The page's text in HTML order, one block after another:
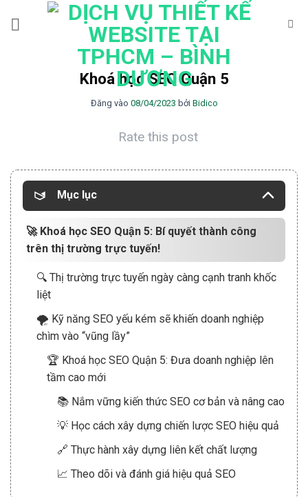
Khoá học SEO Quận 5
Đăng vào 08/04/2023 bởi Bidico
Rate this post
Mục lục
🚀 Khoá học SEO Quận 5: Bí quyết thành công
trên thị trường trực tuyến!
🔍 Thị trường trực tuyến ngày càng cạnh tranh khốc
liệt
🌪️ Kỹ năng SEO yếu kém sẽ khiến doanh nghiệp
chìm vào “vũng lầy”
🏆 Khoá học SEO Quận 5: Đưa doanh nghiệp lên
tầm cao mới
📚 Nắm vững kiến thức SEO cơ bản và nâng cao
💡 Học cách xây dựng chiến lược SEO hiệu quả
🔗 Thực hành xây dựng liên kết chất lượng
📈 Theo dõi và đánh giá hiệu quả SEO